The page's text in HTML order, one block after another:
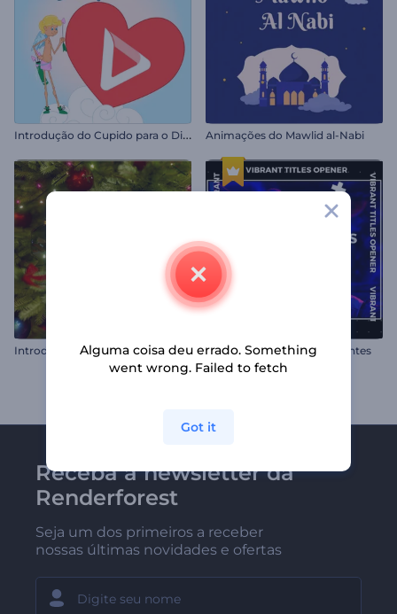
I
ntrodução do Cupido para o Dia dos Namorados Animações do Mawlid al-Nabi
Introdução Maravilhas de Natal Abertura com Títulos Vibrantes
Receba a newsletter da
Renderforest
Seja um dos primeiros a receber
nossas últimas novidades e ofertas
Alguma coisa deu errado. Something
went wrong. Failed to fetch
Got it